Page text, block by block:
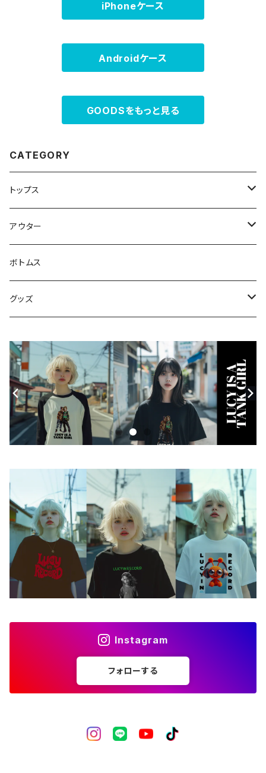
iPhoneケース
Androidケース
GOODSをもっと見る
CATEGORY
トップス
スウェット・パーカー
Tシャツ
シャツ
アウター
ジャケット・ブルゾン
ボトムス
グッズ
モバイルケース
Androidケース
iPhoneケース
スマホリング
ステッカー
アクセサリー
バッグ
アートワーク
フォトカード
ライフスタイル
Instagram
フォローする